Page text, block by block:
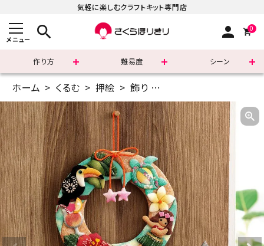
気軽に楽しむクラフトキット専門店
メニュー search person 0
作り方 難易度 シーン
まずはこちら
ショッピングガイド
よくあるご質問
すべての商品
新着商品
診断チャート
ホーム くるむ 押絵 飾り